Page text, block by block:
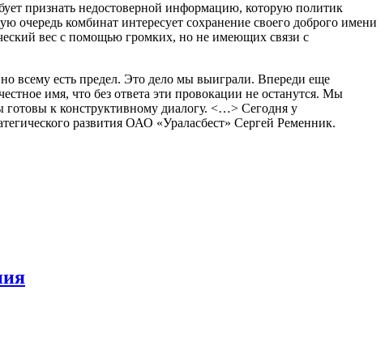
признать недостоверной информацию, которую политик
очередь комбинат интересует сохранение своего доброго имени
вес с помощью громких, но не имеющих связи с
всему есть предел. Это дело мы выиграли. Впереди еще
имя, что без ответа эти провокации не останутся. Мы
к конструктивному диалогу. <…> Сегодня у
развития ОАО «Ураласбест» Сергей Ременник.